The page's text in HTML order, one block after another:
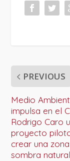
PREVIOUS
Medio
impulsa en el
Rodrigo Caro
proyecto
crear una
sombra natural